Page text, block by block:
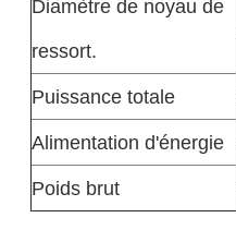
Diamètre de noyau de
ressort.
Puissance totale
Alimentation d'énergie
Poids brut